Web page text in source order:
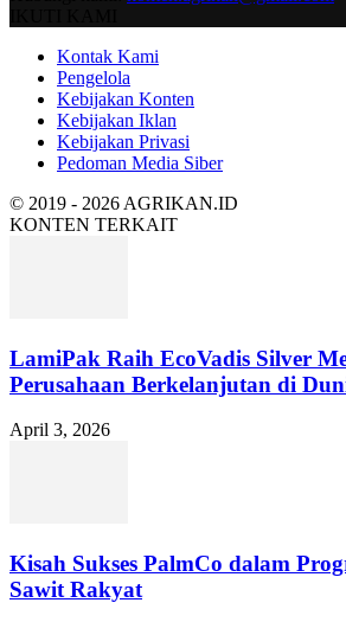
Kontak Kami
Pengelola
Kebijakan Konten
Kebijakan Iklan
Kebijakan Privasi
Pedoman Media Siber
© 2019 - 2026 AGRIKAN.ID
KONTEN TERKAIT
LamiPak Raih EcoVadis Silver
Perusahaan Berkelanjutan di
April 3, 2026
Kisah Sukses PalmCo dalam
Sawit Rakyat